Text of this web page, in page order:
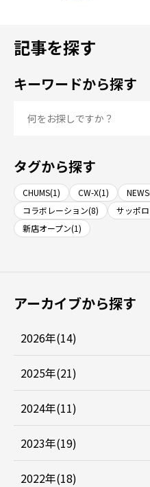
記事を探す
キーワードから探す
タグから探す
CHUMS(1) CW-X(1)
コラボレーション(8)
サッポ
新店オープン(1)
アーカイブから探す
2026年(14)
2025年(21)
2024年(11)
2023年(19)
2022年(18)